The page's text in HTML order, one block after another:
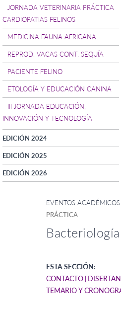
JORNADA VETERINARIA PRÁCTICA
CARDIOPATIAS FELINOS
MEDICINA FAUNA AFRICANA
REPROD. VACAS CONT. SEQUÍA
PACIENTE FELINO
ETOLOGÍA Y EDUCACIÓN CANINA
III JORNADA EDUCACIÓN,
INNOVACIÓN Y TECNOLOGÍA
EDICIÓN 2024
EDICIÓN 2025
EDICIÓN 2026
EVENTOS ACADÉMICOS
PRÁCTICA
ESTA SECCIÓN:
CONTACTO
TEMARIO Y